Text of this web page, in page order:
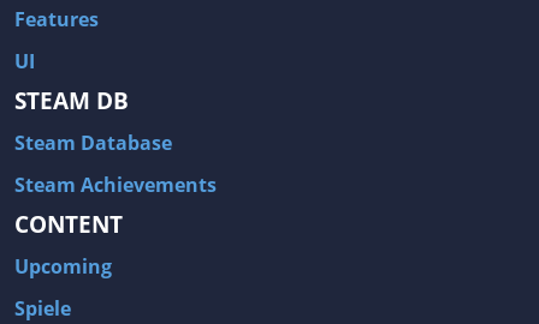
Features
UI
STEAM DB
Steam Database
Steam Achievements
CONTENT
Upcoming
Spiele